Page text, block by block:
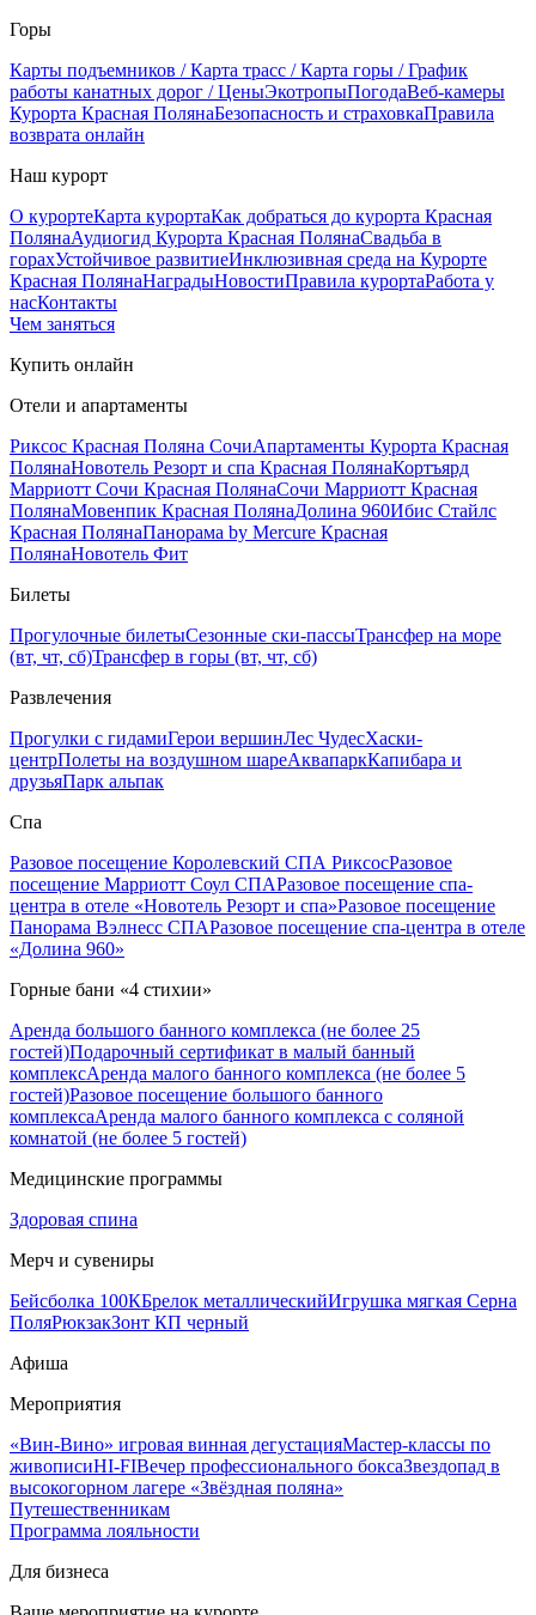
Горы
Карты подъемников / Карта трасс / Карта горы / График
работы канатных дорог / ЦеныЭкотропыПогодаВеб-камеры
Курорта Красная ПолянаБезопасность и страховкаПравила
возврата онлайн
Наш курорт
О курортеКарта курортаКак добраться до курорта Красная
ПолянаАудиогид Курорта Красная ПолянаСвадьба в
горахУстойчивое развитиеИнклюзивная среда на Курорте
Красная ПолянаНаградыНовостиПравила курортаРабота у
насКонтакты
Чем заняться
Купить онлайн
Отели и апартаменты
Риксос Красная Поляна СочиАпартаменты Курорта Красная
ПолянаНовотель Резорт и спа Красная ПолянаКортъярд
Марриотт Сочи Красная ПолянаСочи Марриотт Красная
ПолянаМовенпик Красная ПолянаДолина 960Ибис Стайлс
Красная ПолянаПанорама by Mercure Красная
ПолянаНовотель Фит
Билеты
Прогулочные билетыСезонные ски-пассыТрансфер на море
(вт, чт, сб)Трансфер в горы (вт, чт, сб)
Развлечения
Прогулки с гидамиГерои вершинЛес ЧудесХаски-
центрПолеты на воздушном шареАквапаркКапибара и
друзьяПарк альпак
Спа
Разовое посещение Королевский СПА РиксосРазовое
посещение Марриотт Соул СПАРазовое посещение спа-
центра в отеле «Новотель Резорт и спа»Разовое посещение
Панорама Вэлнесс СПАРазовое посещение спа-центра в отеле
«Долина 960»
Горные бани «4 стихии»
Аренда большого банного комплекса (не более 25
гостей)Подарочный сертификат в малый банный
комплексАренда малого банного комплекса (не более 5
гостей)Разовое посещение большого банного
комплексаАренда малого банного комплекса с соляной
комнатой (не более 5 гостей)
Медицинские программы
Здоровая спина
Мерч и сувениры
Бейсболка 100КБрелок металлическийИгрушка мягкая Серна
ПоляРюкзакЗонт КП черный
Афиша
Мероприятия
«Вин-Вино» игровая винная дегустацияМастер-классы по
живописиHI-FIВечер профессионального боксаЗвездопад в
высокогорном лагере «Звёздная поляна»
Путешественникам
Программа лояльности
Для бизнеса